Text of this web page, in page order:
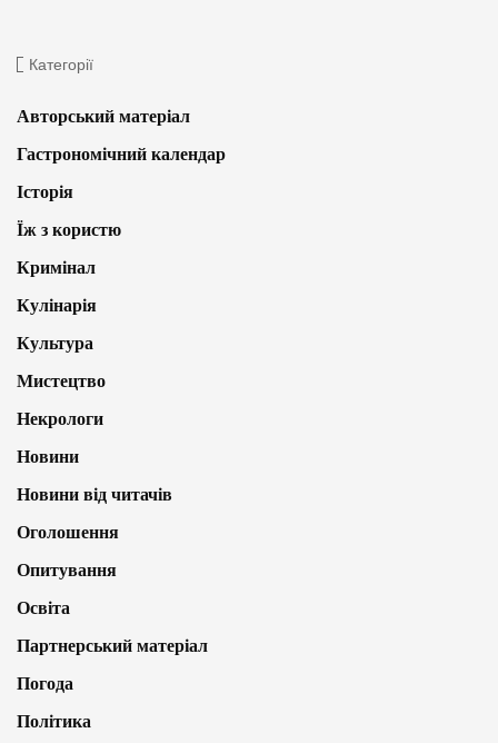
Категорії
Авторський матеріал
Гастрономічний календар
Історія
Їж з користю
Кримінал
Кулінарія
Культура
Мистецтво
Некрологи
Новини
Новини від читачів
Оголошення
Опитування
Освіта
Партнерський матеріал
Погода
Політика